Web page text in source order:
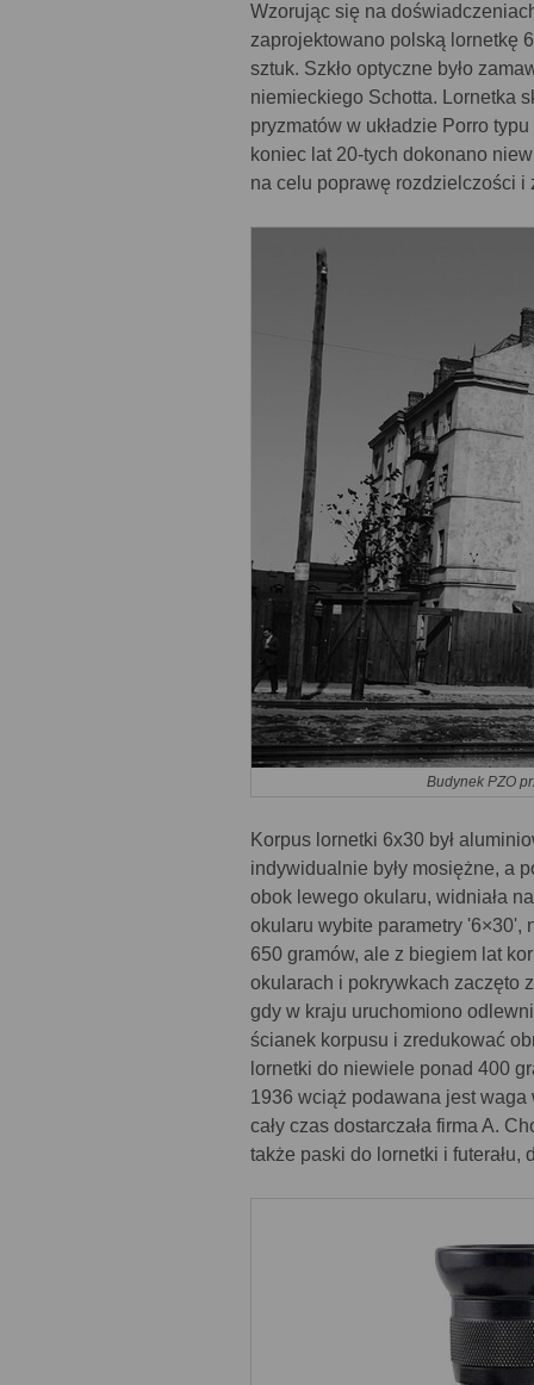
Wzorując się na
zaprojektowano polską lornetkę
sztuk. Szkło optyczne było
niemieckiego Schotta. Lornetka
pryzmatów w układzie Porro
koniec lat 20-tych dokonano
na celu poprawę rozdzielczości
Budynek PZO
Korpus lornetki 6x30 był
indywidualnie były mosiężne, a
obok lewego okularu, widniała
okularu wybite parametry '6×30',
650 gramów, ale z biegiem lat
okularach i pokrywkach zaczęto
gdy w kraju uruchomiono
ścianek korpusu i zredukować
lornetki do niewiele ponad 400
1936 wciąż podawana jest waga
cały czas dostarczała firma A.
także paski do lornetki i